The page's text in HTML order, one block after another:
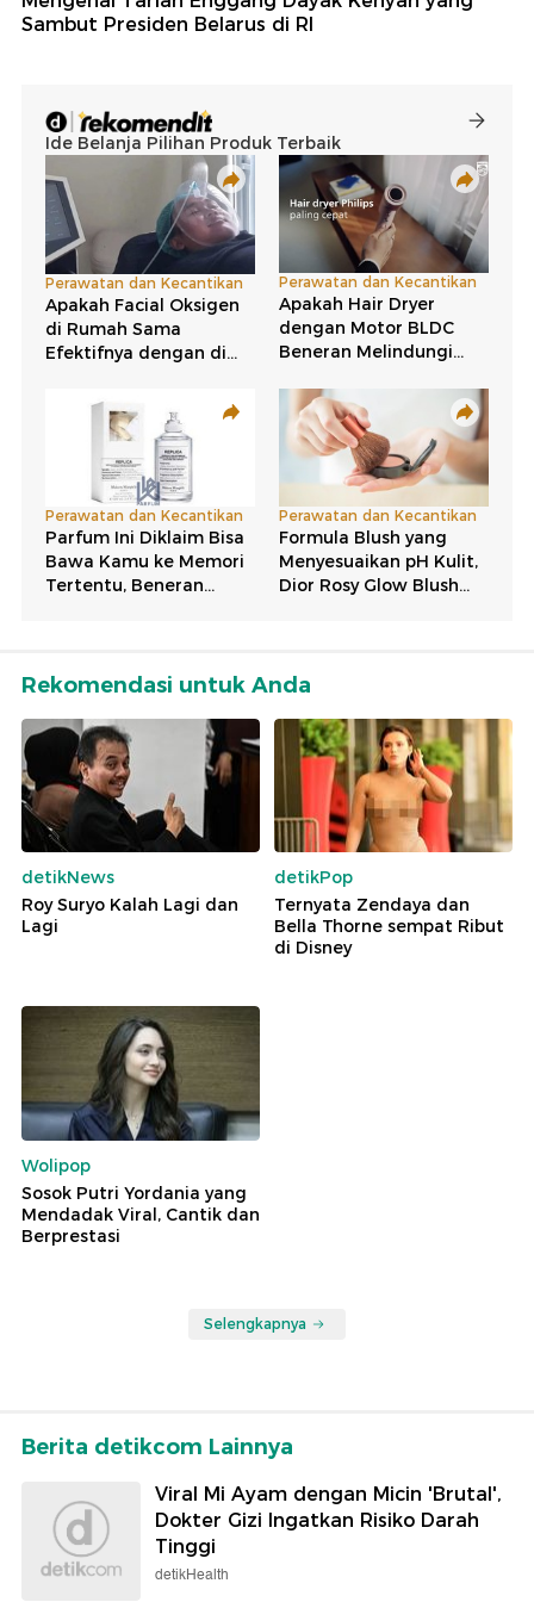
Sambut Presiden Belarus di RI
Rekomendasi untuk Anda
detikNews
Roy Suryo Kalah Lagi dan
Lagi
detikPop
Ternyata Zendaya dan
Bella Thorne sempat Ribut
di Disney
Wolipop
Sosok Putri Yordania yang
Mendadak Viral, Cantik dan
Berprestasi
Selengkapnya
Berita detikcom Lainnya
Viral Mi Ayam dengan Micin 'Brutal',
Dokter Gizi Ingatkan Risiko Darah
Tinggi
detikHealth